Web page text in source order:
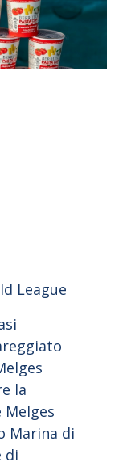
League
la
Melges
Marina di
di